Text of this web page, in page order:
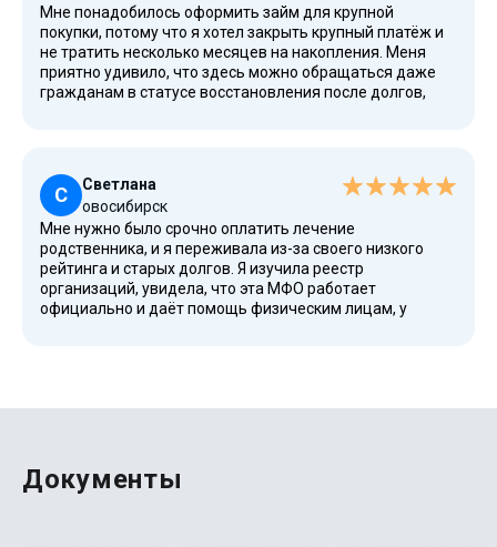
проблем, потому что я смогла распределить финансы и
списание части долгов прошло без сложностей.
Мне понадобилось оформить займ для крупной
покупки, потому что я хотел закрыть крупный платёж и
не тратить несколько месяцев на накопления. Меня
приятно удивило, что здесь можно обращаться даже
гражданам в статусе восстановления после долгов,
требований к имуществу, и это действительно важно,
когда время играет роль. Я сделал звонок, уточнил
условия, и всё подтвердили официально. Заявку можно
подать по телефону или онлайн, и я выбрал второй
вариант. Теперь я полностью контролирую свои
платежи, ведь процентная ставка минимальная и
соответствует нормам российской финансовой
системы.
С
Светлана
овосибирск
Мне нужно было срочно оплатить лечение
родственника, и я переживала из-за своего низкого
рейтинга и старых долгов. Я изучила реестр
организаций, увидела, что эта МФО работает
официально и даёт помощь физическим лицам, у
возможные риски, о которых всегда стоит помнить.
подала заявку, получила ответ и теперь могу
Документы